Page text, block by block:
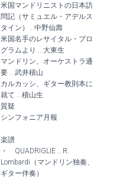
米国マンドリニストの日本訪
問記（サミュエル・アデルス
タイン）...中野仙壽
米国名手のレサイタル・プロ
グラムより ...大東生
マンドリン、オーケストラ通
要 ...武井積山
カルカッシ、ギター教則本に
就て ...積山生
質疑
シンフォニア月報
楽譜
・ QUADRIGLIE ...R.
Lombardi（マンドリン独奏、
ギター伴奏）